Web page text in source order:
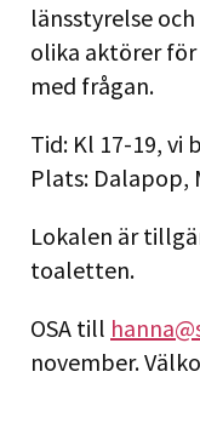
länsstyrelse
olika aktörer
med frågan.
Tid: Kl 17-19, vi
Plats: Dalapop,
Lokalen är
toaletten.
OSA till
november.